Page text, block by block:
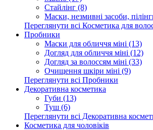
Стайлінг (8)
Маски, незмивні засоби,
Переглянути всі Косметика для
Пробники
Маски для обличчя міні (13)
Догляд для обличчя міні (12)
Догляд за волоссям міні (33)
Очищення шкіри міні (9)
Переглянути всі Пробники
Декоративна косметика
Губи (13)
Туш (6)
Переглянути всі Декоративна
Косметика для чоловіків